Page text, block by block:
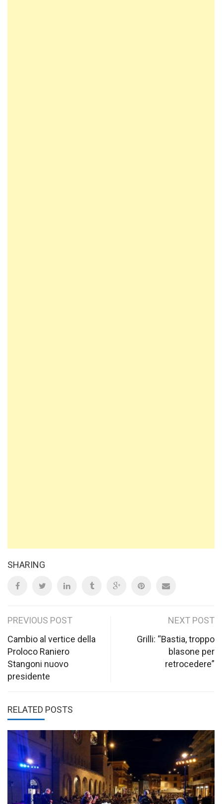
SHARING
Post
navigation
PREVIOUS POST
Cambio al vertice della
Proloco Raniero
Stangoni nuovo
presidente
NEXT POST
Grilli: “Bastia, troppo
blasone per
retrocedere”
RELATED POSTS